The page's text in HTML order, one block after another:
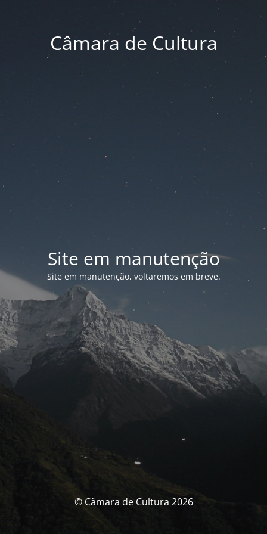
Câmara de Cultura
Site em manutenção
Site em manutenção, voltaremos em breve.
© Câmara de Cultura 2026